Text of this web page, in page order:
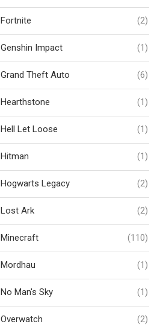
Fortnite (2)
Genshin Impact (1)
Grand Theft Auto (6)
Hearthstone (1)
Hell Let Loose (1)
Hitman (1)
Hogwarts Legacy (2)
Lost Ark (2)
Minecraft (110)
Mordhau (1)
No Man's Sky (1)
Overwatch (2)